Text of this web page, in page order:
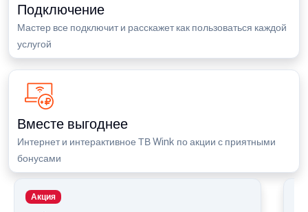
Подключение
Мастер все подключит и расскажет как пользоваться каждой
услугой
Вместе выгоднее
Интернет и интерактивное ТВ Wink по акции с приятными
бонусами
Акция